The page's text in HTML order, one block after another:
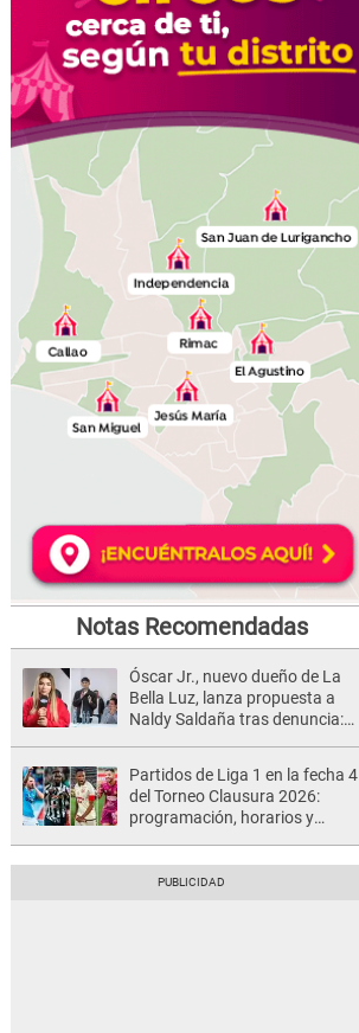
Notas Recomendadas
Óscar Jr., nuevo dueño de La
Bella Luz, lanza propuesta a
Naldy Saldaña tras denuncia:
Partidos de Liga 1 en la fecha 4
del Torneo Clausura 2026:
programación, horarios y